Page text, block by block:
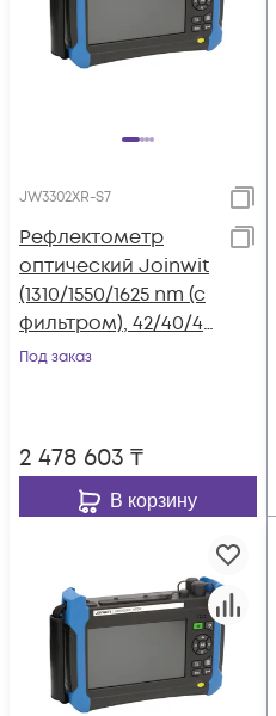
JW3302XR-S7
Рефлектометр
оптический Joinwit
(1310/1550/1625 nm (с
фильтром), 42/40/40
dB, VFL, OPM, OLS)
Под заказ
2 478 603 ₸
В корзину